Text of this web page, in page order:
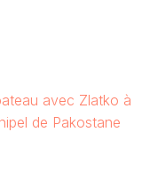
avec Zlatko à
de Pakostane